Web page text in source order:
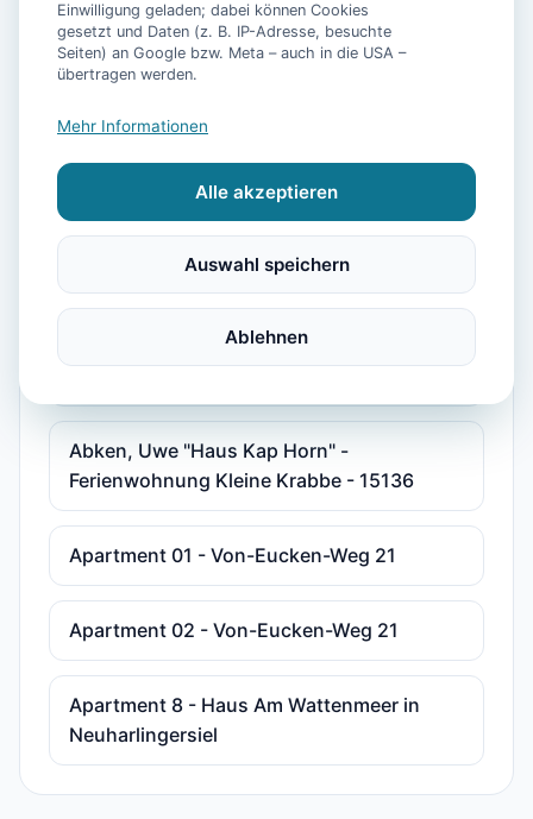
"Haus am Park" Joni und Claudia Sudradjat
- Ferienwohnung 2 - 15587
"Haus Göken" Emken - Ferienwohnung 2 -
15178
"Kolks Huus, Seglerweg" - Ferienwohnung
"Störmhuus" Rodenbäck, Silke - Wohnung
Abken, Uwe "Haus Kap Horn" -
Ferienwohnung Kleine Krabbe - 15136
Apartment 01 - Von-Eucken-Weg 21
Apartment 02 - Von-Eucken-Weg 21
Apartment 8 - Haus Am Wattenmeer in
Neuharlingersiel
Einwilligung geladen; dabei können Cookies
gesetzt und Daten (z. B. IP-Adresse, besuchte
Seiten) an Google bzw. Meta – auch in die USA –
übertragen werden.
Mehr Informationen
Alle akzeptieren
Auswahl speichern
Ablehnen